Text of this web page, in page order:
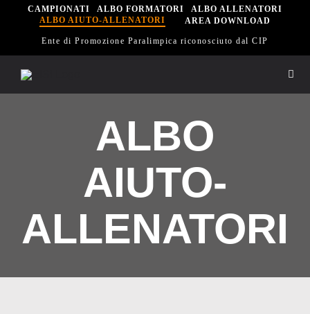
contenutoEnte di Promozione Paralimpica riconosciuto dal CIP
CAMPIONATI ALBO FORMATORI
ALBO ALLENATORI
ALBO AIUTO-ALLENATORI
AREA DOWNLOAD
ALBO
AIUTO-
ALLENATORI